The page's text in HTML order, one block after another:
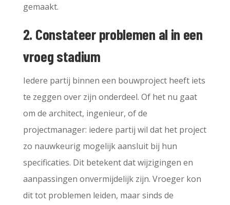
gemaakt.
2. Constateer problemen al in een
vroeg stadium
Iedere partij binnen een bouwproject heeft iets
te zeggen over zijn onderdeel. Of het nu gaat
om de architect, ingenieur, of de
projectmanager: iedere partij wil dat het project
zo nauwkeurig mogelijk aansluit bij hun
specificaties. Dit betekent dat wijzigingen en
aanpassingen onvermijdelijk zijn. Vroeger kon
dit tot problemen leiden, maar sinds de